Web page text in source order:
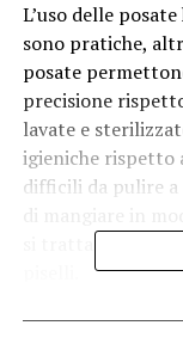
L’uso delle
sono pratiche,
posate
precisione
lavate e
igieniche rispetto
difficili da pulire
si tratta di
In secondo luogo,